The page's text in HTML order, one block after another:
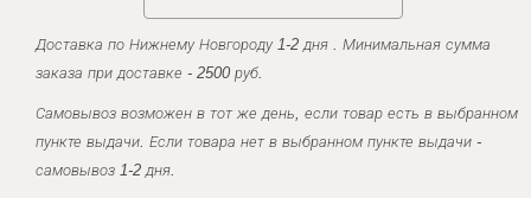
Доставка по Нижнему Новгороду 1-2 дня . Минимальная сумма
заказа при доставке - 2500 руб.
Самовывоз возможен в тот же день, если товар есть в выбранном
пункте выдачи. Если товара нет в выбранном пункте выдачи -
самовывоз 1-2 дня.